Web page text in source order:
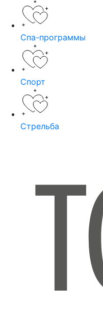
Спа-программы
Спорт
Стрельба